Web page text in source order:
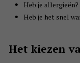
Heb je allergieën?
Heb je het snel
Het kiezen